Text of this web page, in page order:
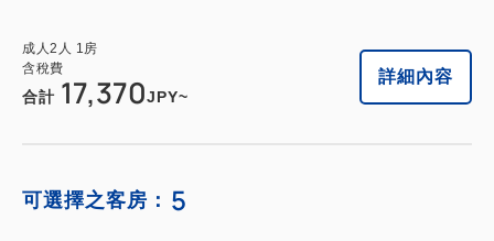
成人2 人 1房
含稅費
合計 17,370JPY~
詳細內容
可選擇之客房： 5